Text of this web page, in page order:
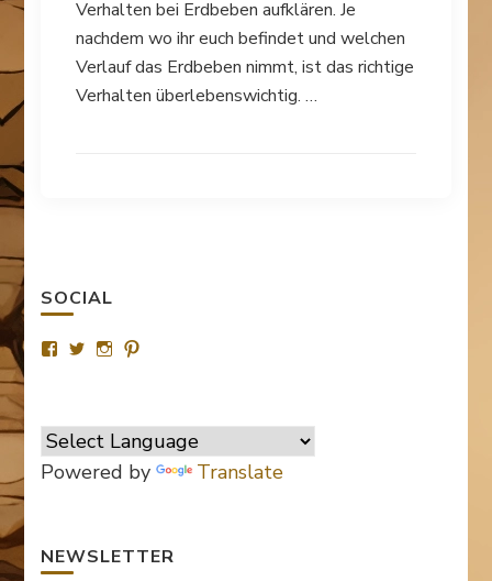
Verhalten bei Erdbeben aufklären. Je
nachdem wo ihr euch befindet und welchen
Verlauf das Erdbeben nimmt, ist das richtige
Verhalten überlebenswichtig. …
SOCIAL
Profil
anzeigen
Profil
anzeigen
Profil
anzeigen
Pinterest
anzeigen
Powered by Translate
NEWSLETTER